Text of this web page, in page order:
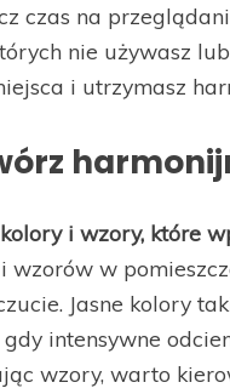
czas na
nie używasz
i utrzymasz
i wzory, które
wzorów w
Jasne kolory
gdy intensywne
wzory, warto